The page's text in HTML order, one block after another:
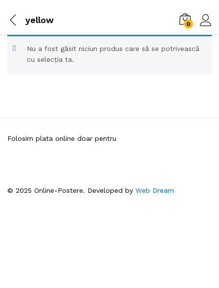
yellow 0
Nu a fost găsit niciun produs care să se potrivească
cu selecția ta.
© 2025 Online-Postere. Developed by Web Dream
Folosim plata online doar pentru